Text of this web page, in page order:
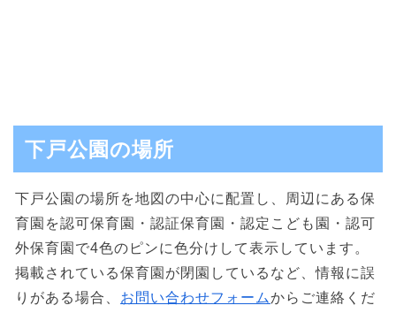
下戸公園の場所
下戸公園の場所を地図の中心に配置し、周辺にある保
育園を認可保育園・認証保育園・認定こども園・認可
外保育園で4色のピンに色分けして表示しています。
掲載されている保育園が閉園しているなど、情報に誤
りがある場合、 お問い合わせフォームからご連絡くだ